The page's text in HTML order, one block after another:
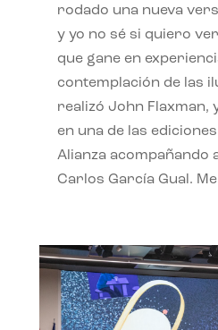
rodado una nueva
y yo no sé si quiero
que gane en
contemplación de las
realizó John Flaxman,
en una de las
Alianza acompañando
Carlos García Gual.